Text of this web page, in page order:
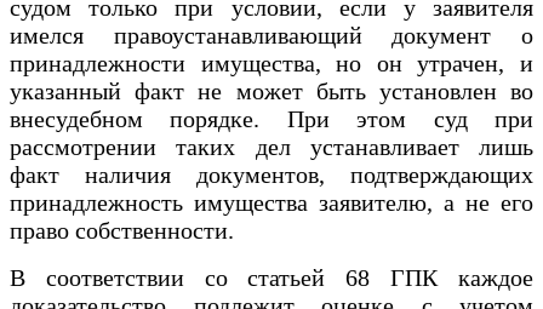
судом только при условии, если у заявителя
имелся правоустанавливающий документ о
принадлежности имущества, но он утрачен, и
указанный факт не может быть установлен во
внесудебном порядке. При этом суд при
рассмотрении таких дел устанавливает лишь
факт наличия документов, подтверждающих
принадлежность имущества заявителю, а не его
право собственности.
В соответствии со статьей 68 ГПК каждое